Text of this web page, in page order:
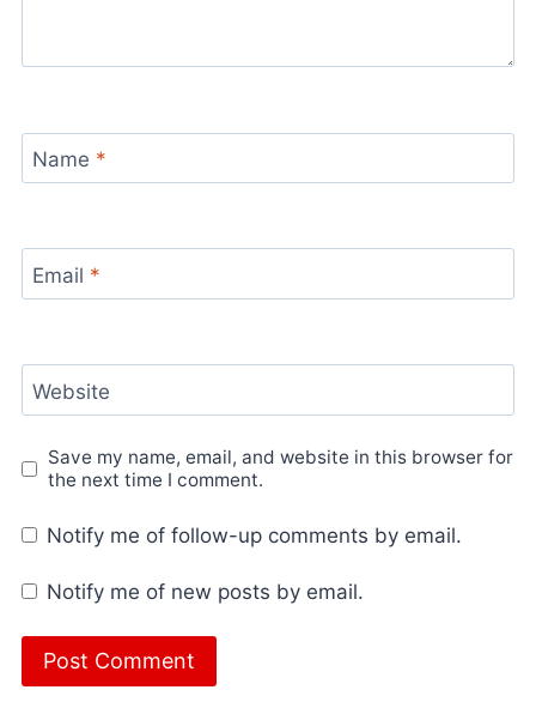
Name *
Email *
Website
Save my name, email, and website in this browser for
the next time I comment.
Notify me of follow-up comments by email.
Notify me of new posts by email.